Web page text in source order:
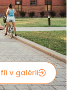
v galérii